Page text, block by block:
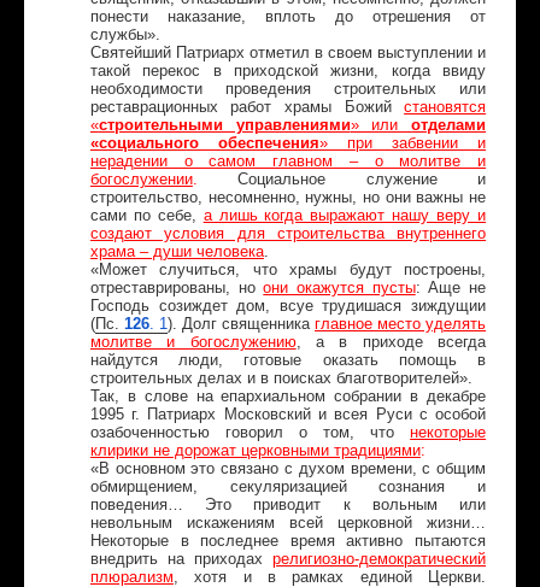
понести наказание, вплоть до отрешения от
службы».
Святейший Патриарх отметил в своем выступлении и
такой перекос в приходской жизни, когда ввиду
необходимости проведения строительных или
реставрационных работ храмы Божийстановятся
«строительными управлениями» илиотделами
«социального обеспечения» при забвении и
нерадении о самом главном – о молитве и
богослужении.
Социальное служение и
строительство, несомненно, нужны, но они важны не
сами по себе, а лишь когда выражают нашу веру и
создают условия для строительства внутреннего
храма – души человека.
«Может случиться, что храмы будут построены,
отреставрированы, ноони окажутся пусты: Аще не
Господь созиждет дом, всуе трудишася зиждущии
(Пс 126. 1 ). Долг священникаглавное место уделять
молитве и богослужению, а в приходе всегда
найдутся люди, готовые оказать помощь в
строительных делах и в поисках благотворителей».
Так, в слове на епархиальном собрании в декабре
1995 г. Патриарх Московский и всея Руси с особой
озабоченностью говорил о том, чтонекоторые
клирики не дорожат церковными традициями:
«В основном это связано с духом времени, с общим
обмирщением, секуляризацией сознания и
поведения… Это приводит к вольным или
невольным искажениям всей церковной жизни…
Некоторые в последнее время активно пытаются
внедрить на приходахрелигиозно-демократический
плюрализм , хотя и в рамках единой Церкви.